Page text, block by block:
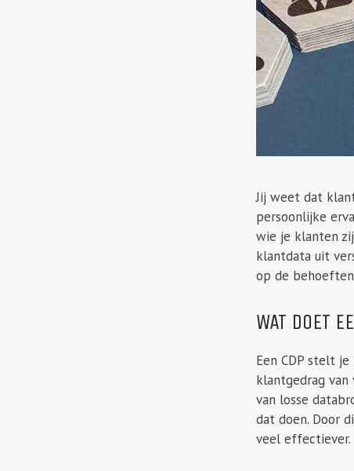
Jij weet dat
persoonlijke
wie je klanten
klantdata uit
op de
WAT DOET
Een CDP stelt
klantgedrag
van losse
dat doen. Door
veel effectiever.